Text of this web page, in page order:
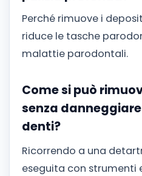
Perché rimuove i
riduce le tasche
malattie parodontali.
Come si può
senza
denti?
Ricorrendo a una
eseguita con strumenti